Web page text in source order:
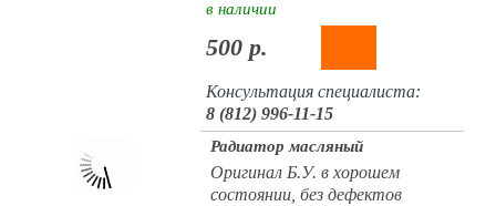
в наличии
500 р.
Консультация специалиста:
8 (812) 996-11-15
Радиатор масляный
Оригинал Б.У. в хорошем
состоянии, без дефектов